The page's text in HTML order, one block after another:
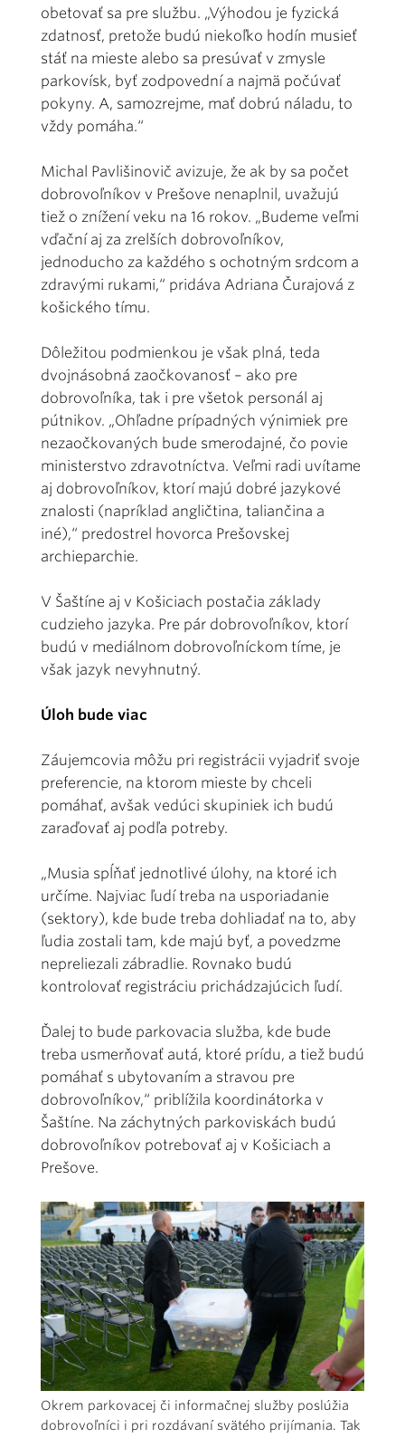
obetovať sa pre službu. „Výhodou je fyzická
zdatnosť, pretože budú niekoľko hodín musieť
stáť na mieste alebo sa presúvať v zmysle
parkovísk, byť zodpovední a najmä počúvať
pokyny. A, samozrejme, mať dobrú náladu, to
vždy pomáha.“
Michal Pavlišinovič avizuje, že ak by sa počet
dobrovoľníkov v Prešove nenaplnil, uvažujú
tiež o znížení veku na 16 rokov. „Budeme veľmi
vďační aj za zrelších dobrovoľníkov,
jednoducho za každého s ochotným srdcom a
zdravými rukami,“ pridáva Adriana Čurajová z
košického tímu.
Dôležitou podmienkou je však plná, teda
dvojnásobná zaočkovanosť – ako pre
dobrovoľníka, tak i pre všetok personál aj
pútnikov. „Ohľadne prípadných výnimiek pre
nezaočkovaných bude smerodajné, čo povie
ministerstvo zdravotníctva. Veľmi radi uvítame
aj dobrovoľníkov, ktorí majú dobré jazykové
znalosti (napríklad angličtina, taliančina a
iné),“ predostrel hovorca Prešovskej
archieparchie.
V Šaštíne aj v Košiciach postačia základy
cudzieho jazyka. Pre pár dobrovoľníkov, ktorí
budú v mediálnom dobrovoľníckom tíme, je
však jazyk nevyhnutný.
Úloh bude viac
Záujemcovia môžu pri registrácii vyjadriť svoje
preferencie, na ktorom mieste by chceli
pomáhať, avšak vedúci skupiniek ich budú
zaraďovať aj podľa potreby.
„Musia spĺňať jednotlivé úlohy, na ktoré ich
určíme. Najviac ľudí treba na usporiadanie
(sektory), kde bude treba dohliadať na to, aby
ľudia zostali tam, kde majú byť, a povedzme
nepreliezali zábradlie. Rovnako budú
kontrolovať registráciu prichádzajúcich ľudí.
Ďalej to bude parkovacia služba, kde bude
treba usmerňovať autá, ktoré prídu, a tiež budú
pomáhať s ubytovaním a stravou pre
dobrovoľníkov,“ priblížila koordinátorka v
Šaštíne. Na záchytných parkoviskách budú
dobrovoľníkov potrebovať aj v Košiciach a
Prešove.
Okrem parkovacej či informačnej služby poslúžia
dobrovoľníci i pri rozdávaní svätého prijímania. Tak